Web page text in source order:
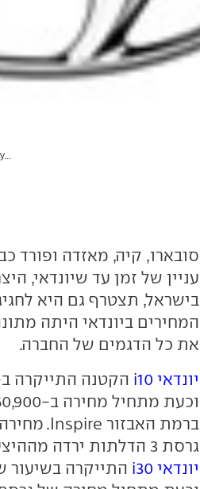
סובארו, קיה, מאזדה ופורד
עניין של זמן עד שיונדאי,
בישראל, תצטרף גם היא
המחירים ביונדאי היתה
את כל הדגמים של החברה.
יונדאי i10
ברמת האבזור Inspire
.
גרסת 3 הדלתות ירדה מההיצע לאחר שלא זכתה להצלחה.
יונדאי i30